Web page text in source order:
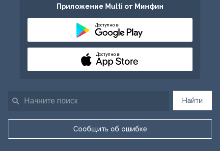
Найти
Сообщить об ошибке
Приложение Multi от Минфин
Доступно в
Доступно в